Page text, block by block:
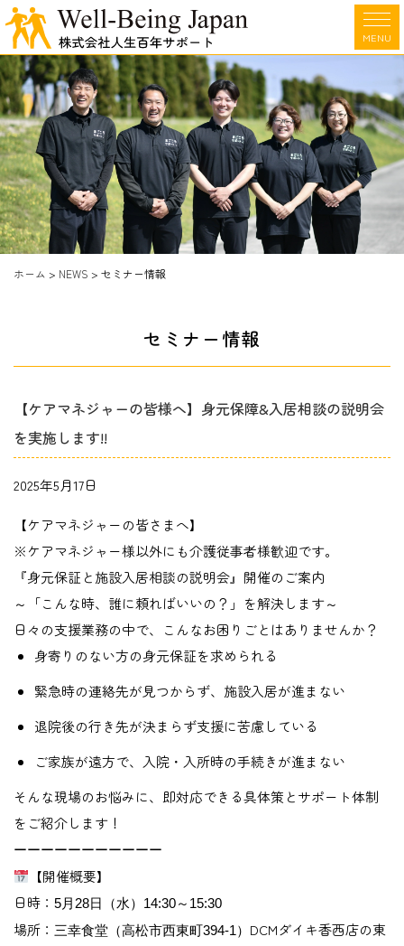
MENU
ホーム > NEWS > セミナー情報
セミナー情報
【ケアマネジャーの皆様へ】身元保障&入居相談の説明会
を実施します!!
2025年5月17日
【ケアマネジャーの皆さまへ】
※ケアマネジャー様以外にも介護従事者様歓迎です。
『身元保証と施設入居相談の説明会』開催のご案内
～「こんな時、誰に頼ればいいの？」を解決します～
日々の支援業務の中で、こんなお困りごとはありませんか？
身寄りのない方の身元保証を求められる
緊急時の連絡先が見つからず、施設入居が進まない
退院後の行き先が決まらず支援に苦慮している
ご家族が遠方で、入院・入所時の手続きが進まない
そんな現場のお悩みに、即対応できる具体策とサポート体制
をご紹介します！
ーーーーーーーーーーー
【開催概要】
日時 ： 5月28日（水）14:30～15:30
場所 ： 三幸食堂（高松市西東町394-1） DCMダイキ香西店の東